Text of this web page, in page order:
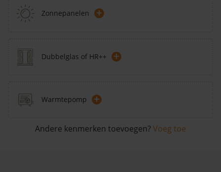
Zonnepanelen +
Dubbelglas of HR++ +
Warmtepomp +
Andere kenmerken toevoegen? Voeg toe